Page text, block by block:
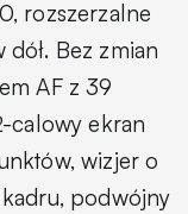
rozszerzalne
Bez zmian
AF z 39
calowy ekran
wizjer o
podwójny